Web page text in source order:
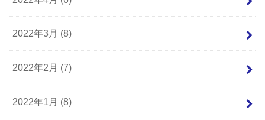
2022年3月 (8)
2022年2月 (7)
2022年1月 (8)